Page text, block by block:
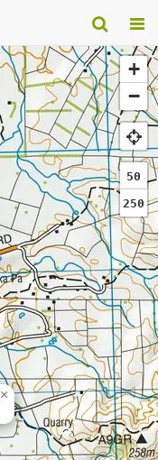
×
+
−
50
250